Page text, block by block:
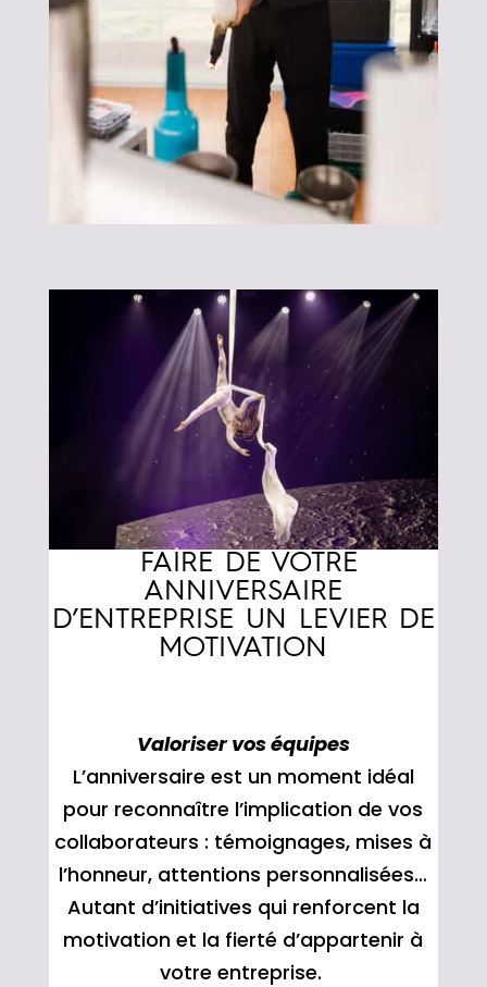
FAIRE DE VOTRE
ANNIVERSAIRE
D’ENTREPRISE UN LEVIER DE
MOTIVATION
Valoriser vos équipes
L’anniversaire est un moment idéal
pour reconnaître l’implication de vos
collaborateurs : témoignages, mises à
l’honneur, attentions personnalisées…
Autant d’initiatives qui renforcent la
motivation et la fierté d’appartenir à
votre entreprise.